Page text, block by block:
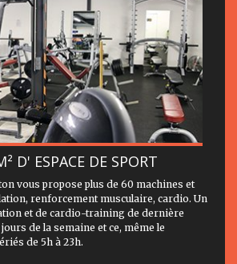
D' ESPACE DE SPORT
vous propose plus de 60 machines et
renforcement musculaire, cardio. Un
et de cardio-training de dernière
de la semaine et ce, même le
de 5h à 23h.